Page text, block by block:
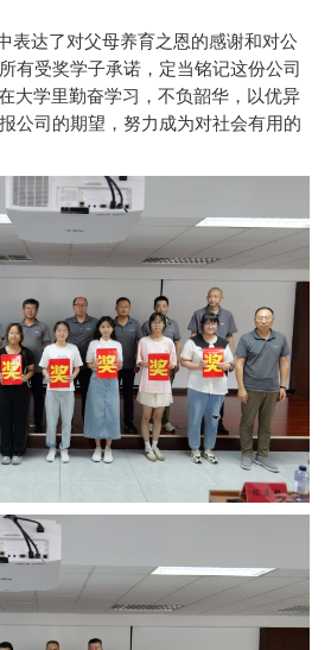
表达了对父母养育之恩的感谢和对公
有受奖学子承诺，定当铭记这份公司
大学里勤奋学习，不负韶华，以优异
公司的期望，努力成为对社会有用的